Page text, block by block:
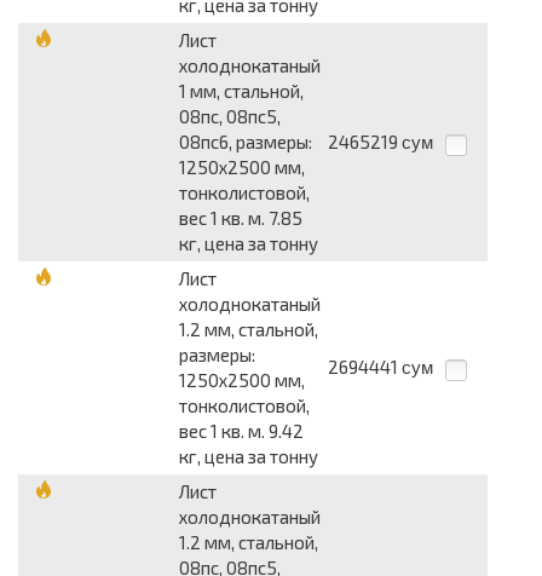
кг, цена за тонну
Лист
холоднокатаный
1 мм, стальной,
08пс, 08пс5,
08пс6, размеры:
1250x2500 мм,
тонколистовой,
вес 1 кв. м. 7.85
кг, цена за тонну
2465219 сум
Лист
холоднокатаный
1.2 мм, стальной,
размеры:
1250x2500 мм,
тонколистовой,
вес 1 кв. м. 9.42
кг, цена за тонну
2694441 сум
Лист
холоднокатаный
1.2 мм, стальной,
08пс, 08пс5,